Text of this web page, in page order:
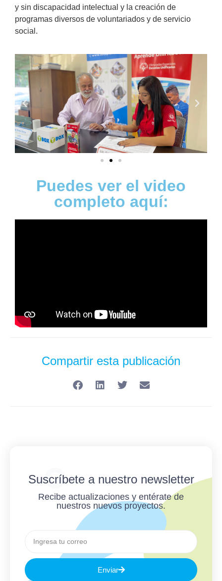
y sin discapacidad intelectual y la creación de
programas diversos de voluntariados y de servicio
social.
Puedes ver el video
completo aquí:
Compartir esta publicación
Suscríbete a nuestro newsletter
Recibe actualizaciones y entérate de
nuestros nuevos proyectos.
Enviar